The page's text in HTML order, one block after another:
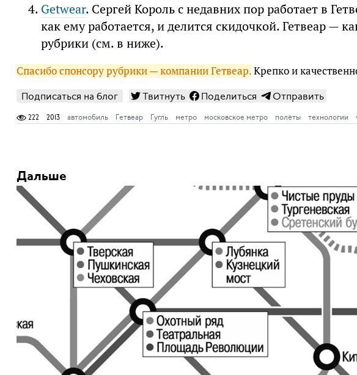
Getwear. Сергей Король с недавних пор работает в
как ему работается, и делится скидочкой. Гетвеар —
рубрики (см. в ниже).
Спасибо спонсору рубрики — компании Гетвеар.Крепко и
Подписаться на блог
Твитнуть Поделиться Отправить
222 2013 автомобиль Гетвеар Гугль метро московское метро полёты технологии
Дальше